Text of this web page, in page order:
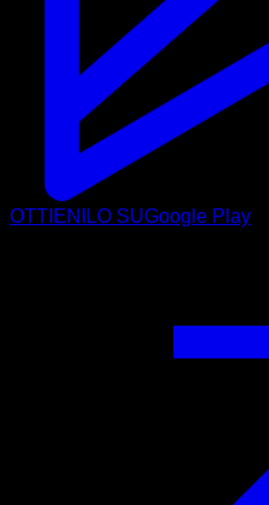
OTTIENILO SUGoogle Play